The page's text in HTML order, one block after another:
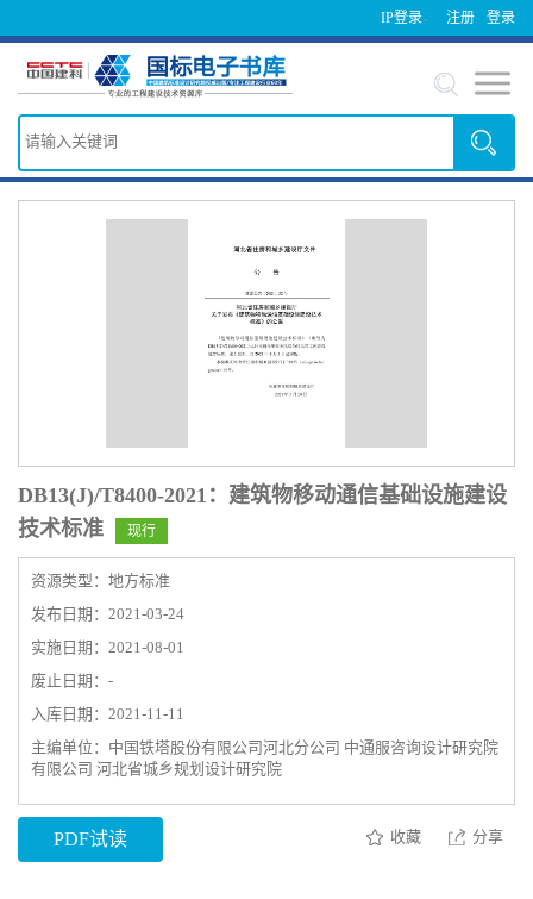
IP登录 登录
注册
DB13(J)/T8400-2021：建筑物移动通信基础设施建设
技术标准
现行
资源类型：地方标准
发布日期：2021-03-24
实施日期：2021-08-01
废止日期：-
入库日期：2021-11-11
主编单位：中国铁塔股份有限公司河北分公司 中通服咨询设计研究院
有限公司 河北省城乡规划设计研究院
PDF试读 收藏 分享